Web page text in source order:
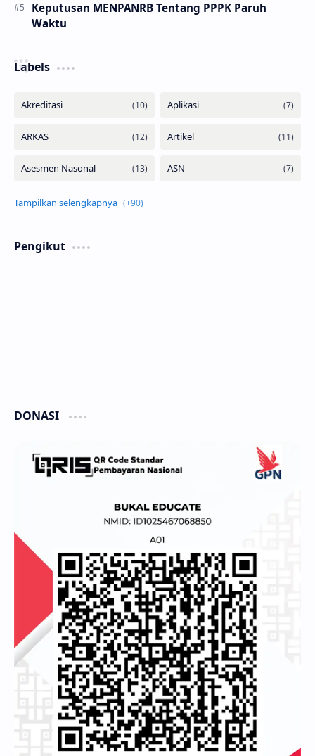
Keputusan MENPANRB Tentang PPPK Paruh
Waktu
Labels
Pengikut
DONASI